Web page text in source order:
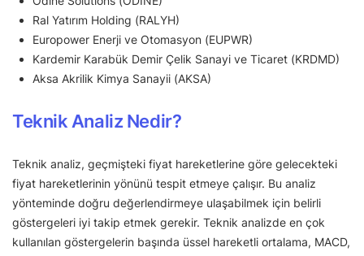
Ral Yatırım Holding (RALYH)
Europower Enerji ve Otomasyon (EUPWR)
Kardemir Karabük Demir Çelik Sanayi ve Ticaret (KRDMD)
Aksa Akrilik Kimya Sanayii (AKSA)
Teknik Analiz Nedir?
Teknik analiz, geçmişteki fiyat hareketlerine göre gelecekteki
fiyat hareketlerinin yönünü tespit etmeye çalışır. Bu analiz
yönteminde doğru değerlendirmeye ulaşabilmek için belirli
göstergeleri iyi takip etmek gerekir. Teknik analizde en çok
kullanılan göstergelerin başında üssel hareketli ortalama, MACD,